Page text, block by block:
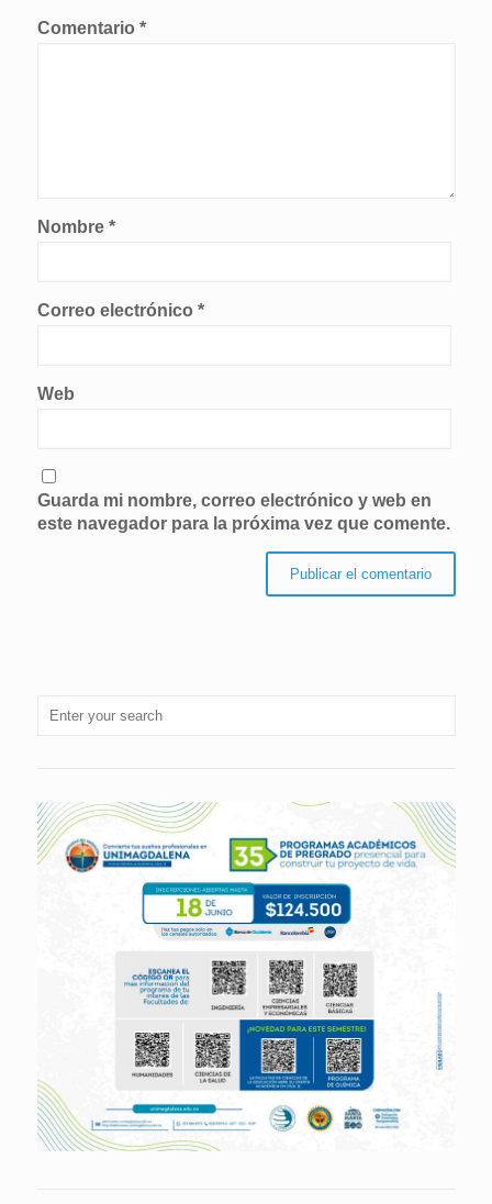
Comentario *
Nombre *
Correo electrónico *
Web
Guarda mi nombre, correo electrónico y web en
este navegador para la próxima vez que comente.